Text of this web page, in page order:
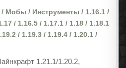
Мобы / Инструменты / 1.16.1 /
/ 1.16.5 / 1.17.1 / 1.18 / 1.18.1
/ 1.19.3 / 1.19.4 / 1.20.1 /
1.21.1/1.20.2,